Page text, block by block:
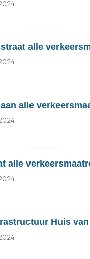
alle
alle
alle
Huis